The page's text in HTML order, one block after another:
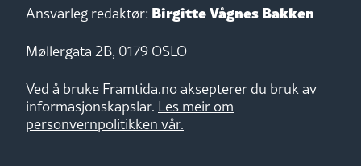
Ansvarleg redaktør: Birgitte Vågnes Bakken
Møllergata 2B, 0179 OSLO
Ved å bruke Framtida.no aksepterer du bruk av
informasjonskapslar. Les meir om
personvernpolitikken vår.